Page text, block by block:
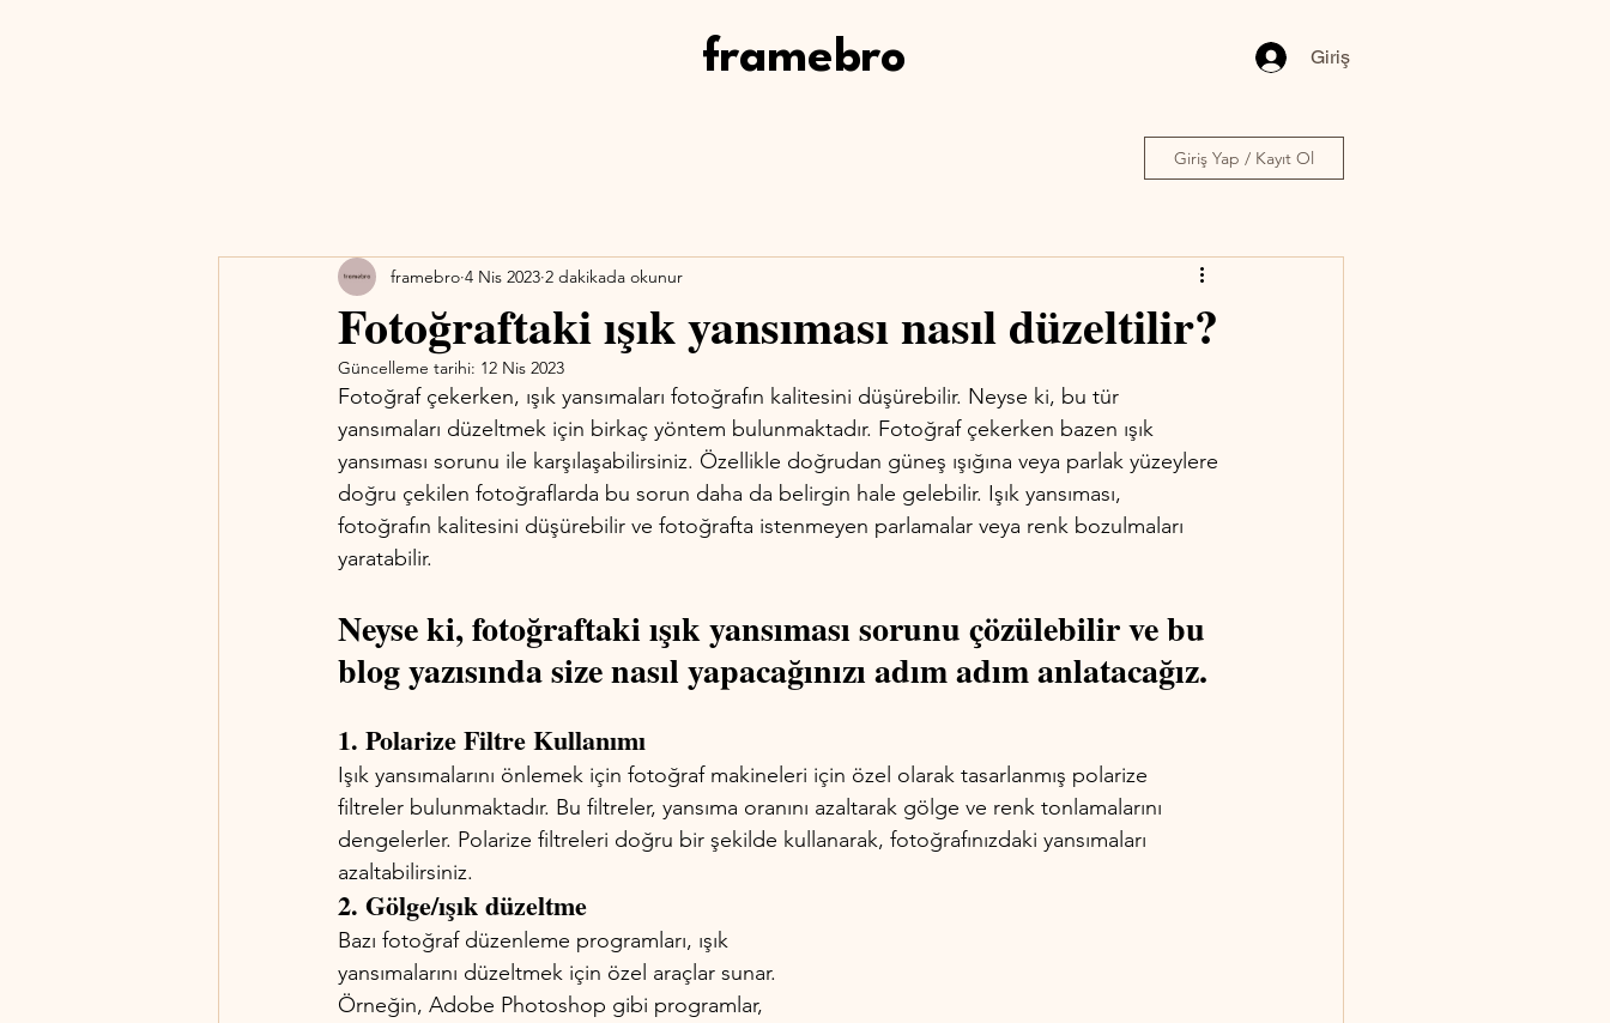
framebro Giriş
Giriş Yap / Kayıt Ol
Fotoğraftaki ışık yansıması nasıl düzeltilir?
framebro 4 Nis 2023 2 dakikada okunur
Güncelleme tarihi: 12 Nis 2023
Fotoğraf çekerken, ışık yansımaları fotoğrafın kalitesini düşürebilir. Neyse ki, bu tür
yansımaları düzeltmek için birkaç yöntem bulunmaktadır. Fotoğraf çekerken bazen ışık
yansıması sorunu ile karşılaşabilirsiniz. Özellikle doğrudan güneş ışığına veya parlak yüzeylere
doğru çekilen fotoğraflarda bu sorun daha da belirgin hale gelebilir. Işık yansıması,
fotoğrafın kalitesini düşürebilir ve fotoğrafta istenmeyen parlamalar veya renk bozulmaları
yaratabilir.
Neyse ki, fotoğraftaki ışık yansıması sorunu çözülebilir ve bu
blog yazısında size nasıl yapacağınızı adım adım anlatacağız.
1. Polarize Filtre Kullanımı
Işık yansımalarını önlemek için fotoğraf makineleri için özel olarak tasarlanmış polarize
filtreler bulunmaktadır. Bu filtreler, yansıma oranını azaltarak gölge ve renk tonlamalarını
dengelerler. Polarize filtreleri doğru bir şekilde kullanarak, fotoğrafınızdaki yansımaları
azaltabilirsiniz.
2. Gölge/ışık düzeltme
Bazı fotoğraf düzenleme programları, ışık
yansımalarını düzeltmek için özel araçlar sunar.
Örneğin, Adobe Photoshop gibi programlar,